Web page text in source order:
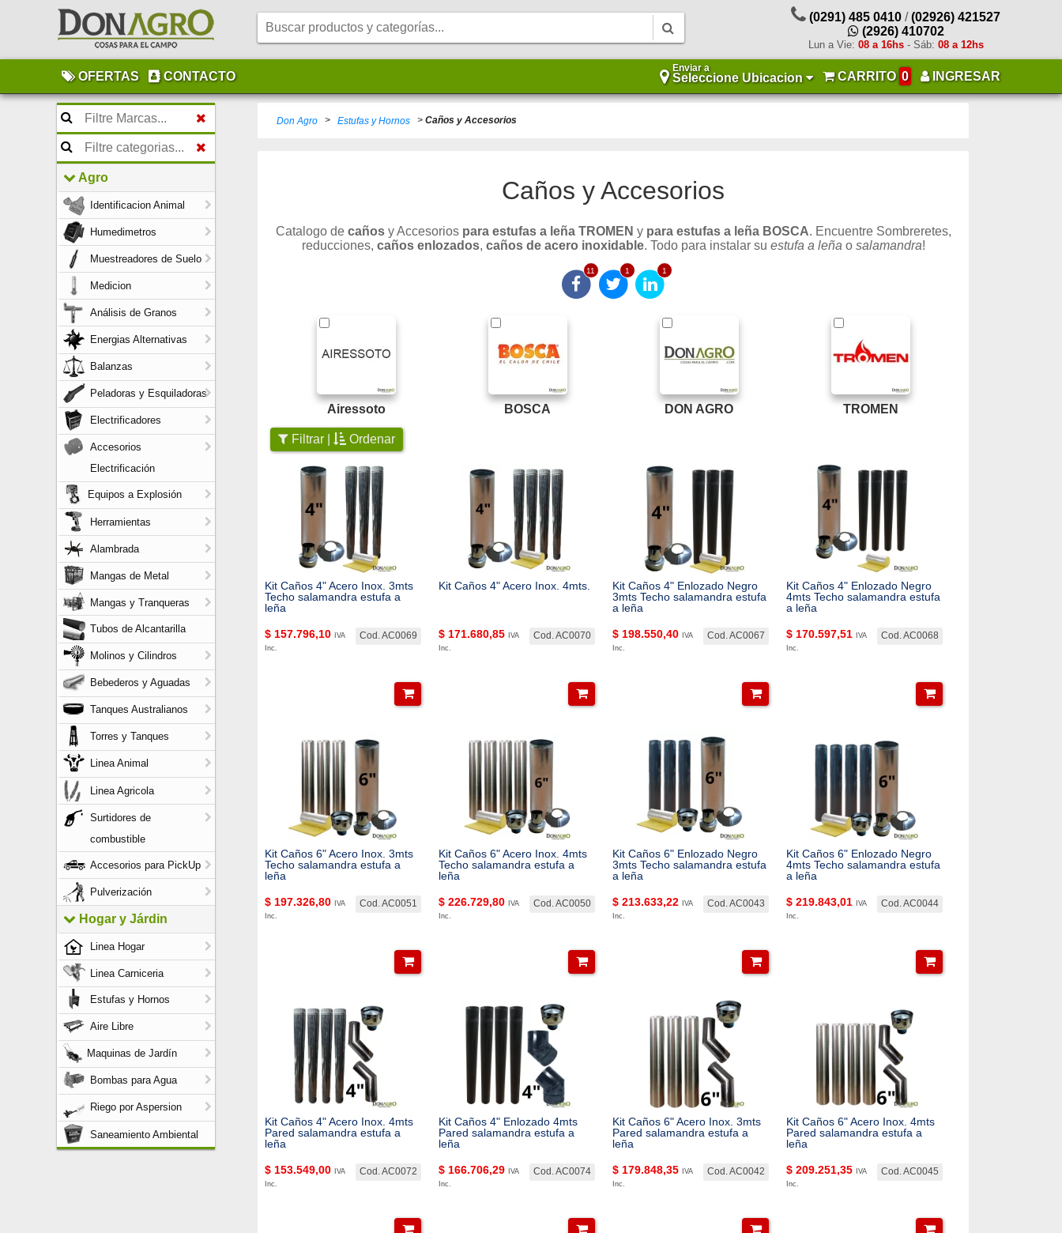
(0291) 485 0410 /(02926) 421527
(2926) 410702
Lun a Vie: 08 a 16hs- Sáb: 08 a 12hs
OFERTAS CONTACTO
Enviar a
Seleccione Ubicacion CARRITO 0 INGRESAR
Agro
Identificacion Animal
Humedimetros
Muestreadores de Suelo
Medicion
Análisis de Granos
Energias Alternativas
Balanzas
Peladoras y Esquiladoras
Electrificadores
Accesorios
Electrificación
Equipos a Explosión
Herramientas
Alambrada
Mangas de Metal
Mangas y Tranqueras
Tubos de Alcantarilla
Molinos y Cilindros
Bebederos y Aguadas
Tanques Australianos
Torres y Tanques
Linea Animal
Linea Agricola
Surtidores de
combustible
Accesorios para PickUp
Pulverización
Hogar y Járdin
Linea Hogar
Linea Carniceria
Estufas y Hornos
Aire Libre
Maquinas de Jardín
Bombas para Agua
Riego por Aspersion
Saneamiento Ambiental
Don Agro > Estufas y Hornos > Caños y Accesorios
Caños y Accesorios
Catalogo de cañosy Accesorios para estufas a leña TROMEN y para estufas a leña BOSCA. Encuentre Sombreretes,
reducciones, caños enlozados, caños de acero inoxidable. Todo para instalar su estufa a leña o salamandra!
11 1 1
Airessoto BOSCA DON AGRO TROMEN
Filtrar | Ordenar
Kit Caños 4" Acero Inox. 3mts
Techo salamandra estufa a
leña
Cod. AC0069
$ 157.796,10
IVA
Inc.
Kit Caños 4" Acero Inox. 4mts.
Cod. AC0070
$ 171.680,85
IVA
Inc.
Kit Caños 4" Enlozado Negro
3mts Techo salamandra estufa
a leña
Cod. AC0067
$ 198.550,40
IVA
Inc.
Kit Caños 4" Enlozado Negro
4mts Techo salamandra estufa
a leña
Cod. AC0068
$ 170.597,51
IVA
Inc.
Kit Caños 6" Acero Inox. 3mts
Techo salamandra estufa a
leña
Cod. AC0051
$ 197.326,80
IVA
Inc.
Kit Caños 6" Acero Inox. 4mts
Techo salamandra estufa a
leña
Cod. AC0050
$ 226.729,80
IVA
Inc.
Kit Caños 6" Enlozado Negro
3mts Techo salamandra estufa
a leña
Cod. AC0043
$ 213.633,22
IVA
Inc.
Kit Caños 6" Enlozado Negro
4mts Techo salamandra estufa
a leña
Cod. AC0044
$ 219.843,01
IVA
Inc.
Kit Caños 4" Acero Inox. 4mts
Pared salamandra estufa a
leña
Cod. AC0072
$ 153.549,00
IVA
Inc.
Kit Caños 4" Enlozado 4mts
Pared salamandra estufa a
leña
Cod. AC0074
$ 166.706,29
IVA
Inc.
Kit Caños 6" Acero Inox. 3mts
Pared salamandra estufa a
leña
Cod. AC0042
$ 179.848,35
IVA
Inc.
Kit Caños 6" Acero Inox. 4mts
Pared salamandra estufa a
leña
Cod. AC0045
$ 209.251,35
IVA
Inc.